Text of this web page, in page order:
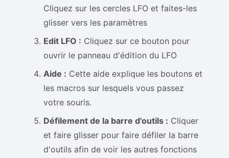
Cliquez sur les cercles LFO et faites-les
glisser vers les paramètres
Edit LFO : Cliquez sur ce bouton pour
ouvrir le panneau d'édition du LFO
Aide : Cette aide explique les boutons et
les macros sur lesquels vous passez
votre souris.
Défilement de la barre d'outils : Cliquer
et faire glisser pour faire défiler la barre
d'outils afin de voir les autres fonctions